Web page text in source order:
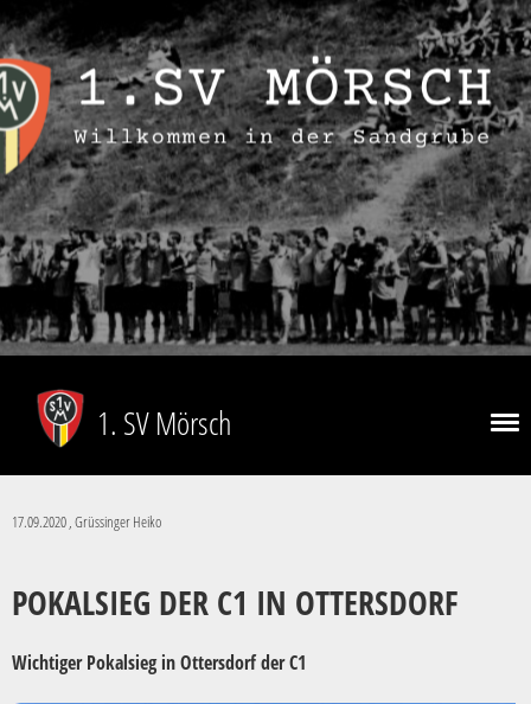
1. SV Mörsch
17.09.2020, Grüssinger Heiko
POKALSIEG DER C1 IN OTTERSDORF
Wichtiger Pokalsieg in Ottersdorf der C1